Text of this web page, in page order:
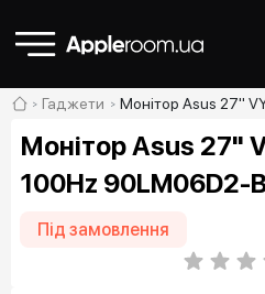
Гаджети Монітор Asus 27"
Монітор Asus 27"
100Hz 90LM06D2-
Під замовлення